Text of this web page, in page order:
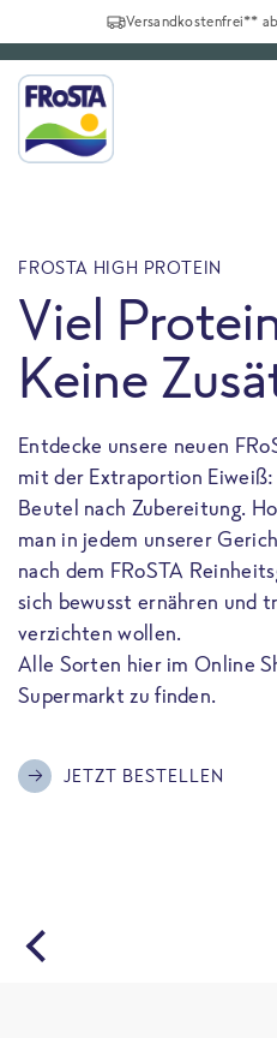
Versandkostenfrei**
FROSTA HIGH PROTEIN
Viel
Keine
Entdecke unsere neuen
mit der Extraportion
Beutel nach Zubereitung.
man in jedem unserer
nach dem FRoSTA
sich bewusst ernähren und
verzichten wollen.
Alle Sorten hier im Online
Supermarkt zu finden.
JETZT BESTELLEN